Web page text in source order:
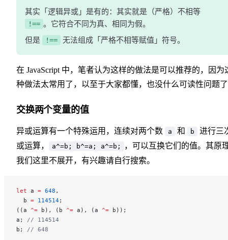
其实「逻辑异或」是有的：其实就是（严格）不相等
!== 。它符合不同为真、相同为假。
但是
!== 无法组成「严格不相等赋值」符号。
在 JavaScript 中，笔者认为这样的做法是可以推荐的，因为
种做法太常用了，以至于大家都懂，也没什么可读性问题
交换两个变量的值
异或运算有一个特殊运用，连续对两个数 a 和 b
进行三
或运算，
a^=b; b^=a; a^=b;
，可以互换它们的值。其原
我们这里不展开，有兴趣请自行搜索。
let a = 648 ,
  b
= 114514;
((a ^= b), (b ^= a), (a ^= b));
a; // 114514
b; // 648